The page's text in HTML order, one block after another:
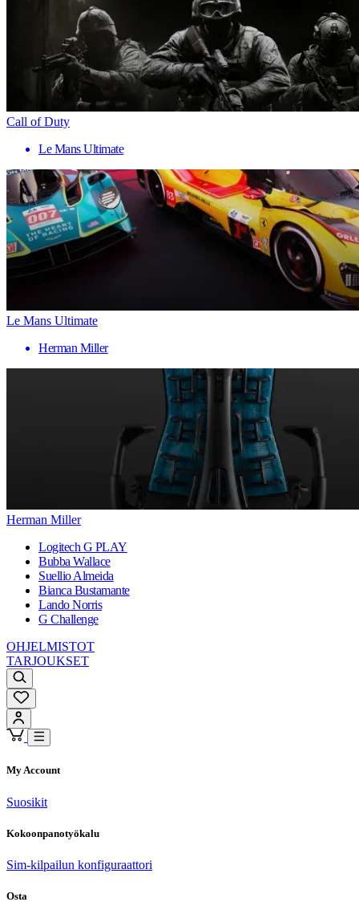
Call of Duty
Le Mans Ultimate
Le Mans Ultimate
Herman Miller
Herman Miller
Logitech G PLAY
Bubba Wallace
Suellio Almeida
Bianca Bustamante
Lando Norris
G Challenge
OHJELMISTOT
TARJOUKSET
My Account
Suosikit
Kokoonpanotyökalu
Sim-kilpailun konfiguraattori
Osta